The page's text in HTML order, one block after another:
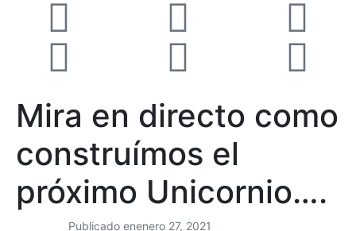
Publicado enenero 27, 2021
Mira en directo como
construímos el
próximo Unicornio….